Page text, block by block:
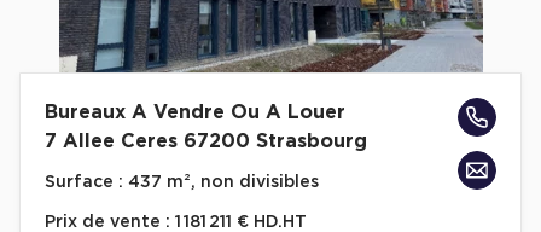
Bureaux A Vendre Ou A Louer
7 Allee Ceres 67200 Strasbourg
Surface : 437 m², non divisibles
Prix de vente : 1 181 211 € HD.HT